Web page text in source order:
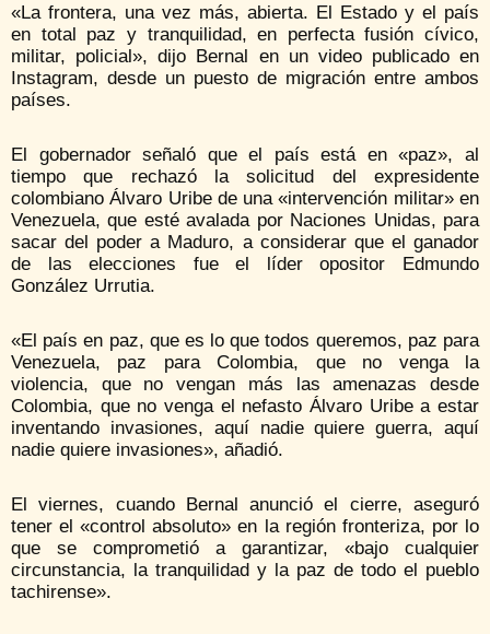
«La frontera, una vez más, abierta. El Estado y el país
en total paz y tranquilidad, en perfecta fusión cívico,
militar, policial», dijo Bernal en un video publicado en
Instagram, desde un puesto de migración entre ambos
países.
El gobernador señaló que el país está en «paz», al
tiempo que rechazó la solicitud del expresidente
colombiano Álvaro Uribe de una «intervención militar» en
Venezuela, que esté avalada por Naciones Unidas, para
sacar del poder a Maduro, a considerar que el ganador
de las elecciones fue el líder opositor Edmundo
González Urrutia.
«El país en paz, que es lo que todos queremos, paz para
Venezuela, paz para Colombia, que no venga la
violencia, que no vengan más las amenazas desde
Colombia, que no venga el nefasto Álvaro Uribe a estar
inventando invasiones, aquí nadie quiere guerra, aquí
nadie quiere invasiones», añadió.
El viernes, cuando Bernal anunció el cierre, aseguró
tener el «control absoluto» en la región fronteriza, por lo
que se comprometió a garantizar, «bajo cualquier
circunstancia, la tranquilidad y la paz de todo el pueblo
tachirense».